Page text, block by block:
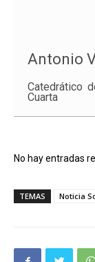
Antonio
Catedrático
Cuarta
No hay entradas
TEMAS Noticia